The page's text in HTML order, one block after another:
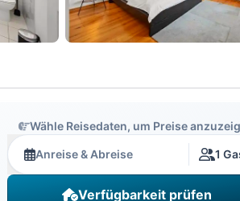
Wähle Reisedaten, um Preise
Anreise & Abreise 1
Verfügbarkeit prüfen